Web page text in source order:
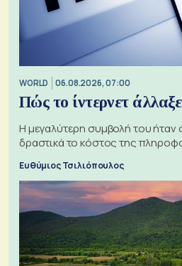
WORLD 06.08.2026, 07:00
Πώς το ίντερνετ
Η μεγαλύτερη συμβολή του ήταν
δραστικά το κόστος της
Ευθύμιος Τσιλιόπουλος